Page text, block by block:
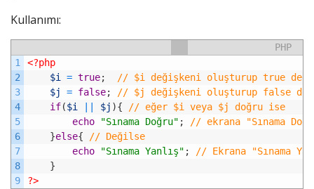
Kullanımı:
PHP
1
2
3
4
5
6
7
8
9
<?php
$i
= true;
// $i değişkeni oluşturup true
$j
= false;
// $j değişkeni oluşturup false
if($i $j ){
// eğer $i veya $j doğru ise
echo
"Sınama Doğru" ;
// ekrana "Sınama
}else{
// Değilse
echo
"Sınama Yanlış" ;
// Ekrana "Sınama
}
?>